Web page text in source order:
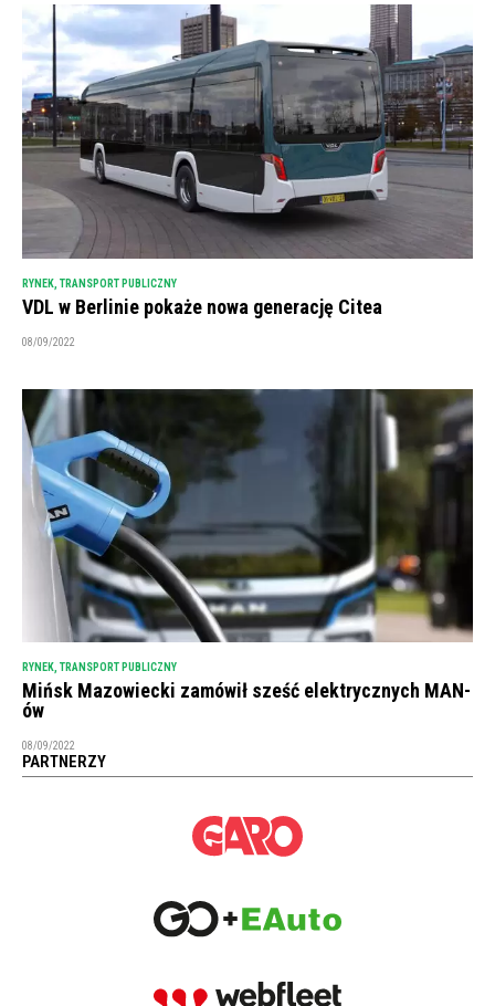
RYNEK TRANSPORT PUBLICZNY
VDL w Berlinie pokaże nowa generację Citea
08/09/2022
RYNEK TRANSPORT PUBLICZNY
Mińsk Mazowiecki zamówił sześć elektrycznych MAN-
ów
08/09/2022
PARTNERZY